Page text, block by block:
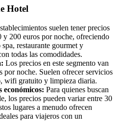
Hotel
suelen tener precios
y 200 euros por noche, ofreciendo
restaurante gourmet y
todas las comodidades.
Los precios en este segmento van
por noche. Suelen ofrecer servicios
wifi gratuito y limpieza diaria.
económicos: Para quienes buscan
los precios pueden variar entre 30
lugares a menudo ofrecen
para viajeros con un